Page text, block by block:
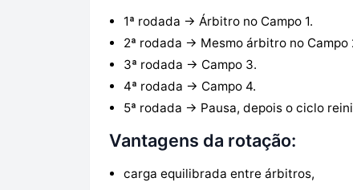
1ª rodada → Árbitro no Campo 1.
2ª rodada → Mesmo árbitro no Campo
3ª rodada → Campo 3.
4ª rodada → Campo 4.
5ª rodada → Pausa, depois o ciclo
Vantagens da rotação:
carga equilibrada entre árbitros,